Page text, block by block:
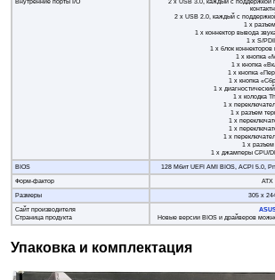
Внутренние порты I/O
2 x USB 3.0, каждый с поддержкой
2 x USB 2.0, каждый с
1 х
1 x коннектор вывода
1 x S/
1 x блок
1 х кнопка
1 x кнопка
1 x кнопка
1 x кнопка
1 x
1 х колодка
1 х
1 х разъем
1 x
1 x
1 x
1 x разъем
1 x джамперы CPU/
BIOS
128 Мбит UEFI AMI BIOS, ACPI 5.0,
Форм-фактор
ATX
Размеры
305 x
Сайт производителя
Страница продукта
Новые версии BIOS и драйверов
Упаковка и комплектация